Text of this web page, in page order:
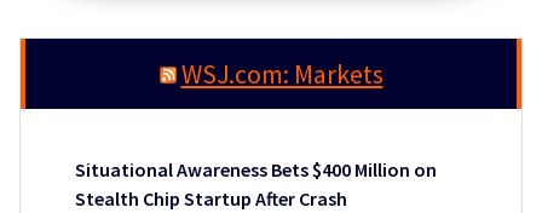
WSJ.com: Markets
Situational Awareness Bets $400 Million on
Stealth Chip Startup After Crash